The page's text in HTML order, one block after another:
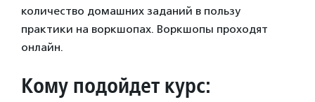
количество домашних заданий в пользу
практики на воркшопах. Воркшопы проходят
онлайн.
Кому подойдет курс: